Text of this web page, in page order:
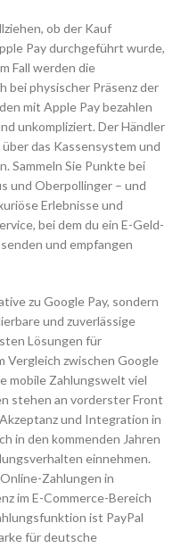
ob der Kauf
Pay durchgeführt wurde,
Fall werden die
bei physischer Präsenz der
mit Apple Pay bezahlen
unkompliziert. Der Händler
das Kassensystem und
Sammeln Sie Punkte bei
und Oberpollinger – und
Erlebnisse und
bei dem du ein E-Geld-
und empfangen
zu Google Pay, sondern
und zuverlässige
Lösungen für
Vergleich zwischen Google
mobile Zahlungswelt viel
stehen an vorderster Front
und Integration in
in den kommenden Jahren
einnehmen.
Zahlungen in
im E-Commerce-Bereich
ist PayPal
für deutsche